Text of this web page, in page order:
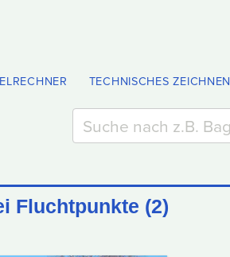
TECHNISCHES ZEICHNEN
Fluchtpunkte (2)